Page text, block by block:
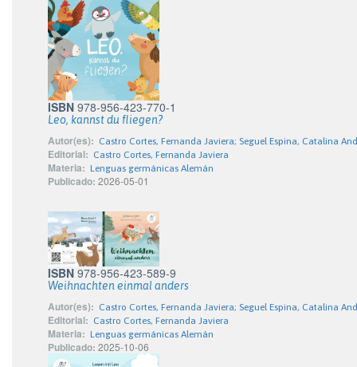
ISBN 978-956-423-770-1
Leo, kannst du fliegen?
Autor(es): Castro Cortes, Fernanda Javiera; Seguel Espina, Catalina
Editorial: Castro Cortes, Fernanda Javiera
Materia: Lenguas germánicas Alemán
Publicado: 2026-05-01
ISBN 978-956-423-589-9
Weihnachten einmal anders
Autor(es): Castro Cortes, Fernanda Javiera; Seguel Espina, Catalina
Editorial: Castro Cortes, Fernanda Javiera
Materia: Lenguas germánicas Alemán
Publicado: 2025-10-06